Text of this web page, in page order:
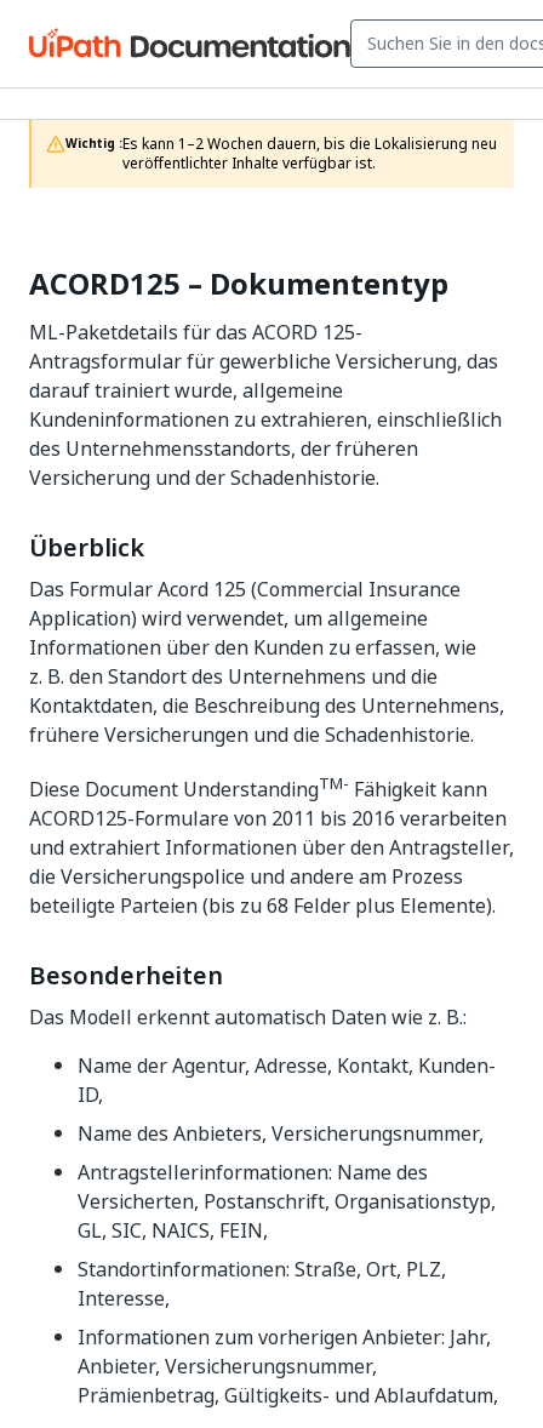
Wichtig :Es kann 1–2 Wochen dauern, bis die Lokalisierung neu
veröffentlichter Inhalte verfügbar ist.
ACORD125 – Dokumententyp
ML-Paketdetails für das ACORD 125-
Antragsformular für gewerbliche Versicherung, das
darauf trainiert wurde, allgemeine
Kundeninformationen zu extrahieren, einschließlich
des Unternehmensstandorts, der früheren
Versicherung und der Schadenhistorie.
Überblick
Das Formular Acord 125 (Commercial Insurance
Application) wird verwendet, um allgemeine
Informationen über den Kunden zu erfassen, wie
z. B. den Standort des Unternehmens und die
Kontaktdaten, die Beschreibung des Unternehmens,
frühere Versicherungen und die Schadenhistorie.
Diese Document UnderstandingTM- Fähigkeit kann
ACORD125-Formulare von 2011 bis 2016 verarbeiten
und extrahiert Informationen über den Antragsteller,
die Versicherungspolice und andere am Prozess
beteiligte Parteien (bis zu 68 Felder plus Elemente).
Besonderheiten
Das Modell erkennt automatisch Daten wie z. B.:
Name der Agentur, Adresse, Kontakt, Kunden-
ID,
Name des Anbieters, Versicherungsnummer,
Antragstellerinformationen: Name des
Versicherten, Postanschrift, Organisationstyp,
GL, SIC, NAICS, FEIN,
Standortinformationen: Straße, Ort, PLZ,
Interesse,
Informationen zum vorherigen Anbieter: Jahr,
Anbieter, Versicherungsnummer,
Prämienbetrag, Gültigkeits- und Ablaufdatum,